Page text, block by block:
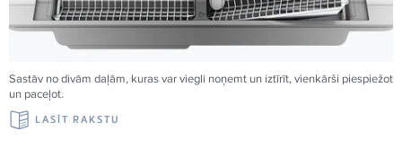
Sastāv no divām daļām, kuras var viegli noņemt un iztīrīt, vienkārši piespiežot
un paceļot.
LASĪT RAKSTU